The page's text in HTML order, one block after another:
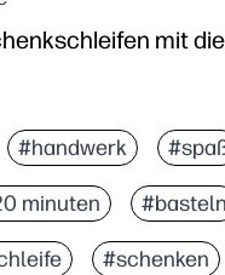
mit
#handwerk
minuten #basteln
#schenken